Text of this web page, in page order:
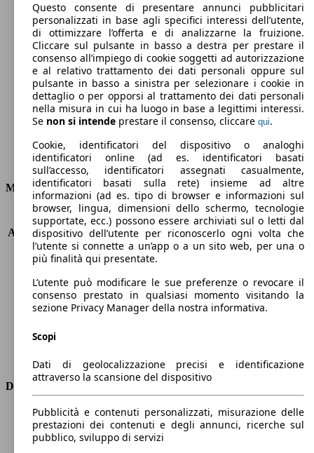
93 g/km
Emissioni di CO2 (combinato)*
Consumi
Motore e Prestazioni
KW (PS)
96 kW (131 PS)
Accelerazione (0-100 km/h)
9.7s
Velocità massima (km/h)
208 km/h
Numero di marce
6
Coppia
300 nm
Cilindrata
1499 ccm
Carburante
Diesel
Trasmissione
Dimensioni
Lunghezza
4750 mm
Altezza
1390 mm
Larghezza
Questo consente di presentare annunci pubblicitari
personalizzati in base agli specifici interessi dell’utente,
di ottimizzare l’offerta e di analizzarne la fruizione.
Cliccare sul pulsante in basso a destra per prestare il
consenso all’impiego di cookie soggetti ad autorizzazione
e al relativo trattamento dei dati personali oppure sul
pulsante in basso a sinistra per selezionare i cookie in
dettaglio o per opporsi al trattamento dei dati personali
nella misura in cui ha luogo in base a legittimi interessi.
Se non si intende prestare il consenso, cliccare qui.
Cookie, identificatori del dispositivo o analoghi
identificatori online (ad es. identificatori basati
sull’accesso, identificatori assegnati casualmente,
identificatori basati sulla rete) insieme ad altre
informazioni (ad es. tipo di browser e informazioni sul
browser, lingua, dimensioni dello schermo, tecnologie
supportate, ecc.) possono essere archiviati sul o letti dal
dispositivo dell’utente per riconoscerlo ogni volta che
l’utente si connette a un’app o a un sito web, per una o
più finalità qui presentate.
L’utente può modificare le sue preferenze o revocare il
consenso prestato in qualsiasi momento visitando la
sezione Privacy Manager della nostra informativa.
Scopi
Dati di geolocalizzazione precisi e identificazione
attraverso la scansione del dispositivo
Pubblicità e contenuti personalizzati, misurazione delle
prestazioni dei contenuti e degli annunci, ricerche sul
pubblico, sviluppo di servizi